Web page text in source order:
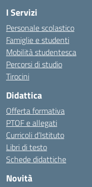
I Servizi
Personale scolastico
Famiglie e studenti
Mobilità studentesca
Percorsi di studio
Tirocini
Didattica
Offerta formativa
PTOF e allegati
Curricoli d’Istituto
Libri di testo
Schede didattiche
Novità